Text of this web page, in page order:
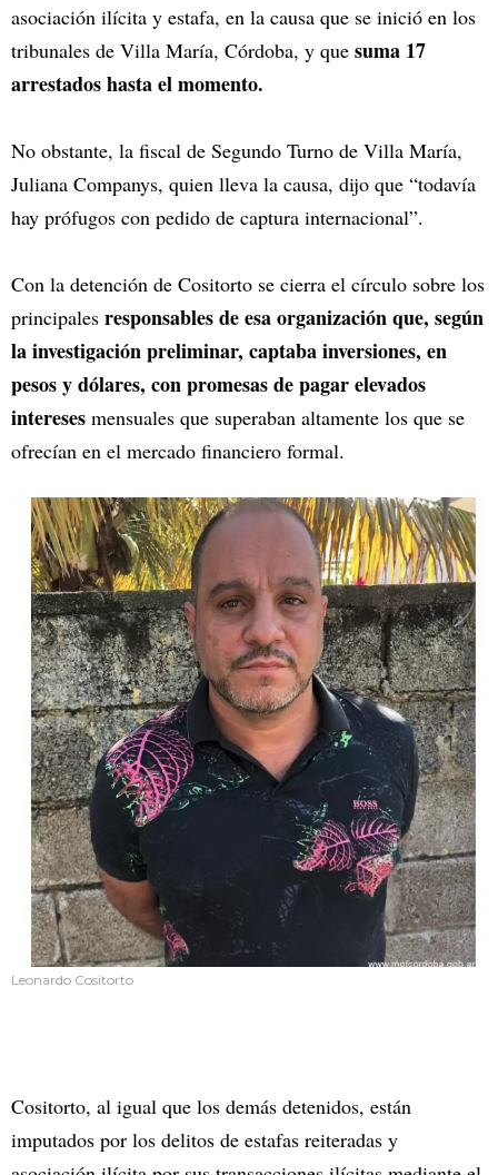
asociación ilícita y estafa, en la causa que se inició en los
tribunales de Villa María, Córdoba, y que suma 17
arrestados hasta el momento.
No obstante, la fiscal de Segundo Turno de Villa María,
Juliana Companys, quien lleva la causa, dijo que “todavía
hay prófugos con pedido de captura internacional”.
Con la detención de Cositorto se cierra el círculo sobre los
principales responsables de esa organización que, según
la investigación preliminar, captaba inversiones, en
pesos y dólares, con promesas de pagar elevados
intereses mensuales que superaban altamente los que se
ofrecían en el mercado financiero formal.
Leonardo Cositorto
Cositorto, al igual que los demás detenidos, están
imputados por los delitos de estafas reiteradas y